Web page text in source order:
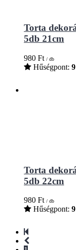
Torta
5db 21cm
980 Ft / db
Hűségpont: 9
Torta
5db 22cm
980 Ft / db
Hűségpont: 9